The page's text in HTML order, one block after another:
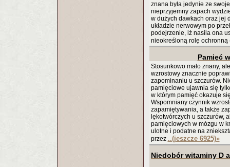
znana była jedynie ze
nieprzyjemny zapach
w dużych dawkach oraz jej
układzie nerwowym po
podejrzenie, iż nasila ona
nieokreśloną rolę ochronną
Pamięć
Stosunkowo mało znany,
wzrostowy znacznie
zapominaniu u szczurów.
pamięciowe ujawnia się
w którym pamięć okazuje
Wspomniany czynnik
zapamiętywania, a także
lękotwórczych u szczurów,
pamięciowych w mózgu w
ulotne i podatne na
przez ..(jeszcze 6925)»
Niedobór witaminy D